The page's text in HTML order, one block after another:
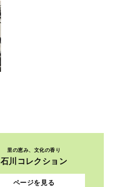
里の恵み、文化の香り
石川コレクション
ページを見る